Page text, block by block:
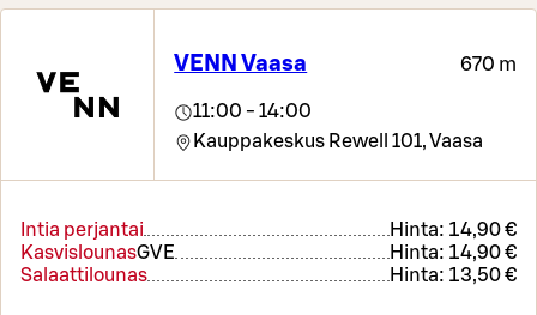
VENN Vaasa 670 m
11:00 - 14:00
Kauppakeskus Rewell 101,Vaasa
Intia perjantai Hinta: 14,90 €
KasvislounasGVE Hinta: 14,90 €
Salaattilounas
Hinta: 13,50 €